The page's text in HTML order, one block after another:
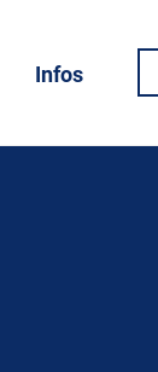
Infos